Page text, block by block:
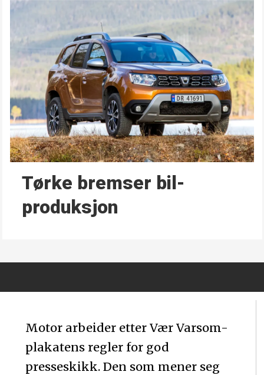
Tørke bremser bil­
produksjon
Motor arbeider etter Vær Varsom-
plakatens regler for god
presseskikk. Den som mener seg